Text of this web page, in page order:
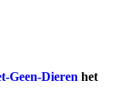
Geen-Dieren het